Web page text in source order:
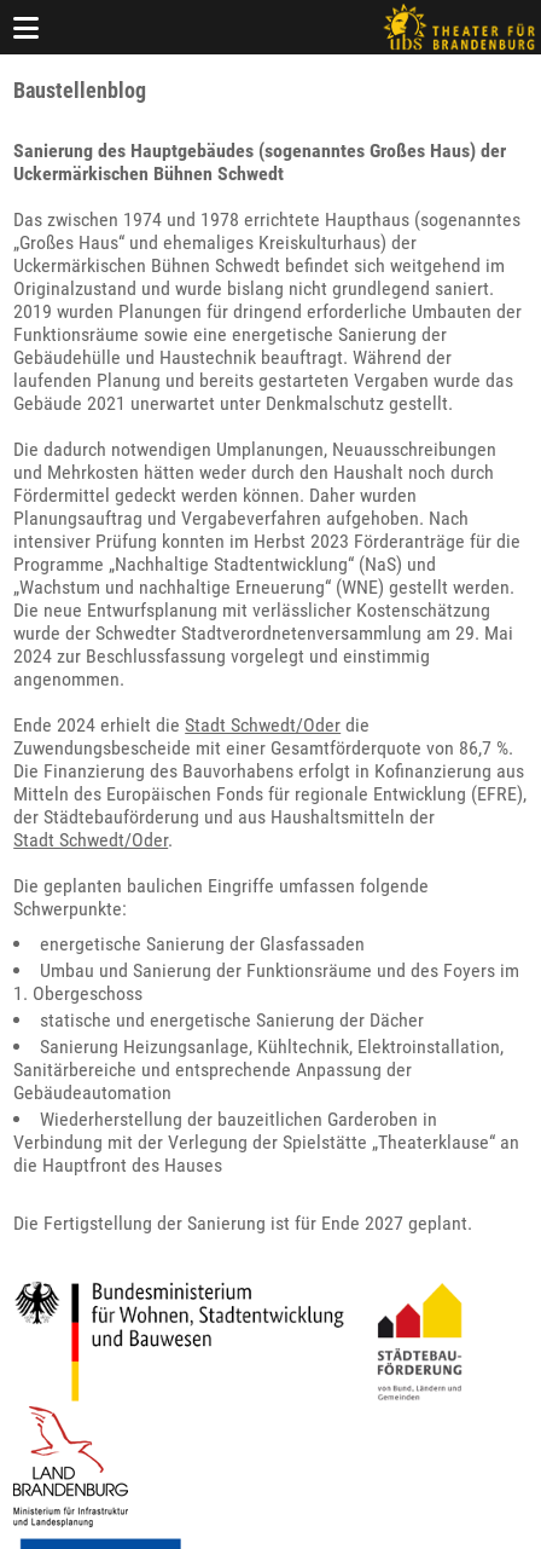
Baustellenblog
Sanierung des Hauptgebäudes (sogenanntes Großes Haus) der
Uckermärkischen Bühnen Schwedt
Das zwischen 1974 und 1978 errichtete Haupthaus (sogenanntes
„Großes Haus“ und ehemaliges Kreiskulturhaus) der
Uckermärkischen Bühnen Schwedt befindet sich weitgehend im
Originalzustand und wurde bislang nicht grundlegend saniert.
2019 wurden Planungen für dringend erforderliche Umbauten der
Funktionsräume sowie eine energetische Sanierung der
Gebäudehülle und Haustechnik beauftragt. Während der
laufenden Planung und bereits gestarteten Vergaben wurde das
Gebäude 2021 unerwartet unter Denkmalschutz gestellt.
Die dadurch notwendigen Umplanungen, Neuausschreibungen
und Mehrkosten hätten weder durch den Haushalt noch durch
Fördermittel gedeckt werden können. Daher wurden
Planungsauftrag und Vergabeverfahren aufgehoben. Nach
intensiver Prüfung konnten im Herbst 2023 Förderanträge für die
Programme „Nachhaltige Stadtentwicklung“ (NaS) und
„Wachstum und nachhaltige Erneuerung“ (WNE) gestellt werden.
Die neue Entwurfsplanung mit verlässlicher Kostenschätzung
wurde der Schwedter Stadtverordnetenversammlung am 29. Mai
2024 zur Beschlussfassung vorgelegt und einstimmig
angenommen.
Ende 2024 erhielt dieStadt Schwedt/Oder die
Zuwendungsbescheide mit einer Gesamtförderquote von 86,7 %.
Die Finanzierung des Bauvorhabens erfolgt in Kofinanzierung aus
Mitteln des Europäischen Fonds für regionale Entwicklung (EFRE),
der Städtebauförderung und aus Haushaltsmitteln der
Stadt Schwedt/Oder.
Die geplanten baulichen Eingriffe umfassen folgende
Schwerpunkte:
energetische Sanierung der Glasfassaden
Umbau und Sanierung der Funktionsräume und des Foyers im
1. Obergeschoss
statische und energetische Sanierung der Dächer
Sanierung Heizungsanlage, Kühltechnik, Elektroinstallation,
Sanitärbereiche und entsprechende Anpassung der
Gebäudeautomation
Wiederherstellung der bauzeitlichen Garderoben in
Verbindung mit der Verlegung der Spielstätte „Theaterklause“ an
die Hauptfront des Hauses
Die Fertigstellung der Sanierung ist für Ende 2027 geplant.